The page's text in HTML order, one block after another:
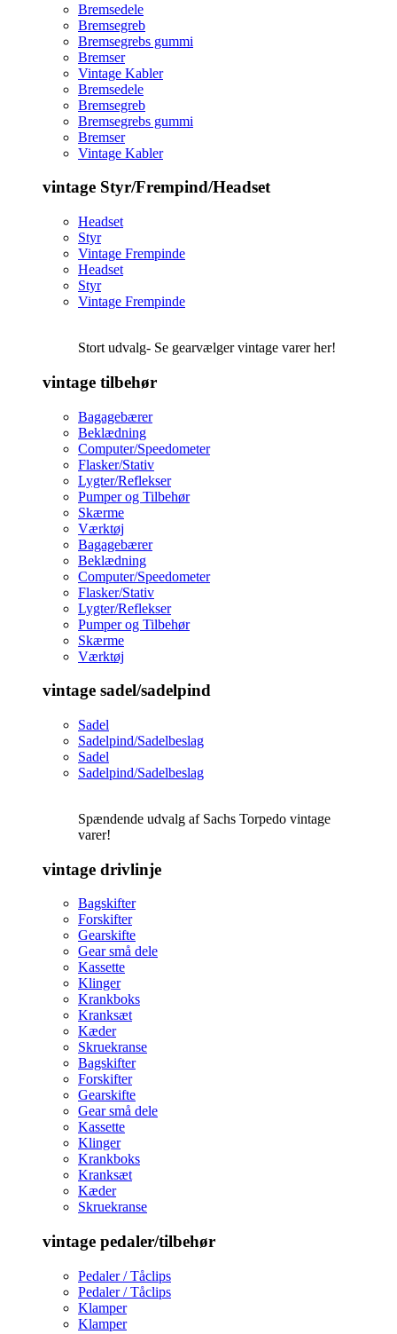
Bremsedele
Bremsegreb
Bremsegrebs gummi
Bremser
Vintage Kabler
Bremsedele
Bremsegreb
Bremsegrebs gummi
Bremser
Vintage Kabler
vintage Styr/Frempind/Headset
Headset
Styr
Vintage Frempinde
Headset
Styr
Vintage Frempinde
Stort udvalg- Se gearvælger vintage varer her!
vintage tilbehør
Bagagebærer
Beklædning
Computer/Speedometer
Flasker/Stativ
Lygter/Reflekser
Pumper og Tilbehør
Skærme
Værktøj
Bagagebærer
Beklædning
Computer/Speedometer
Flasker/Stativ
Lygter/Reflekser
Pumper og Tilbehør
Skærme
Værktøj
vintage sadel/sadelpind
Sadel
Sadelpind/Sadelbeslag
Sadel
Sadelpind/Sadelbeslag
Spændende udvalg af Sachs Torpedo vintage
varer!
vintage drivlinje
Bagskifter
Forskifter
Gearskifte
Gear små dele
Kassette
Klinger
Krankboks
Kranksæt
Kæder
Skruekranse
Bagskifter
Forskifter
Gearskifte
Gear små dele
Kassette
Klinger
Krankboks
Kranksæt
Kæder
Skruekranse
vintage pedaler/tilbehør
Pedaler / Tåclips
Pedaler / Tåclips
Klamper
Klamper